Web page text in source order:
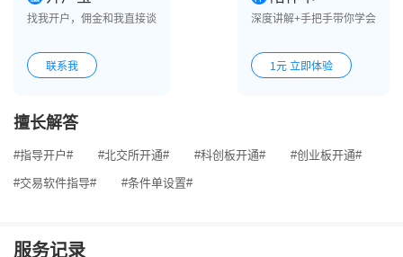
找我开户，佣金和我直接谈
联系我
深度讲解+手把手带你学会
1元 立即体验
擅长解答
#指导开户# #北交所开通# #科创板开通# #创业板开通#
#交易软件指导# #条件单设置#
服务记录